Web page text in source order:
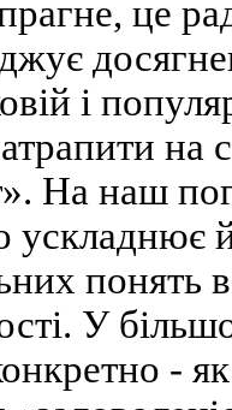
це
і
на
На наш
ускладнює
понять
У
-